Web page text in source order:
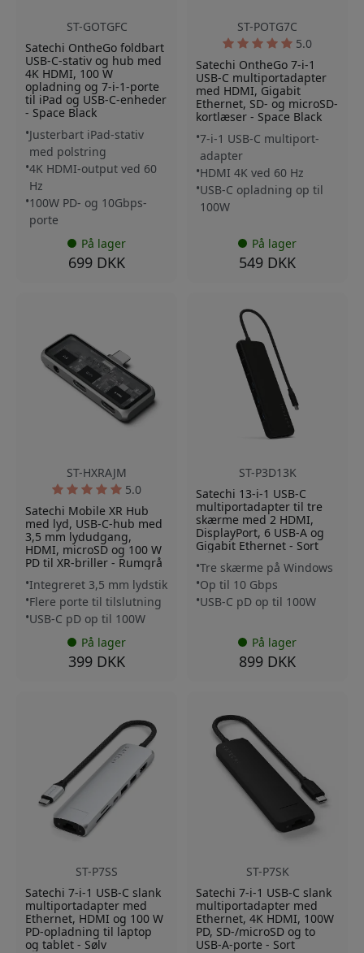
ST-GOTGFC
Satechi OntheGo foldbart
USB-C-stativ og hub med
4K HDMI, 100 W
opladning og 7-i-1-porte
til iPad og USB-C-enheder
- Space Black
Justerbart iPad-stativ
med polstring
4K HDMI-output ved 60
Hz
100W PD- og 10Gbps-
porte
På lager
699 DKK
ST-POTG7C
5.0
Satechi OntheGo 7-i-1
USB-C multiportadapter
med HDMI, Gigabit
Ethernet, SD- og microSD-
kortlæser - Space Black
7-i-1 USB-C multiport-
adapter
HDMI 4K ved 60 Hz
USB-C opladning op til
100W
På lager
549 DKK
ST-HXRAJM
5.0
Satechi Mobile XR Hub
med lyd, USB-C-hub med
3,5 mm lydudgang,
HDMI, microSD og 100 W
PD til XR-briller - Rumgrå
Integreret 3,5 mm lydstik
Flere porte til tilslutning
USB-C pD op til 100W
På lager
399 DKK
ST-P3D13K
Satechi 13-i-1 USB-C
multiportadapter til tre
skærme med 2 HDMI,
DisplayPort, 6 USB-A og
Gigabit Ethernet - Sort
Tre skærme på Windows
Op til 10 Gbps
USB-C pD op til 100W
På lager
899 DKK
ST-P7SS
Satechi 7-i-1 USB-C slank
multiportadapter med
Ethernet, HDMI og 100 W
PD-opladning til laptop
og tablet - Sølv
ST-P7SK
Satechi 7-i-1 USB-C slank
multiportadapter med
Ethernet, 4K HDMI, 100W
PD, SD-/microSD og to
USB-A-porte - Sort